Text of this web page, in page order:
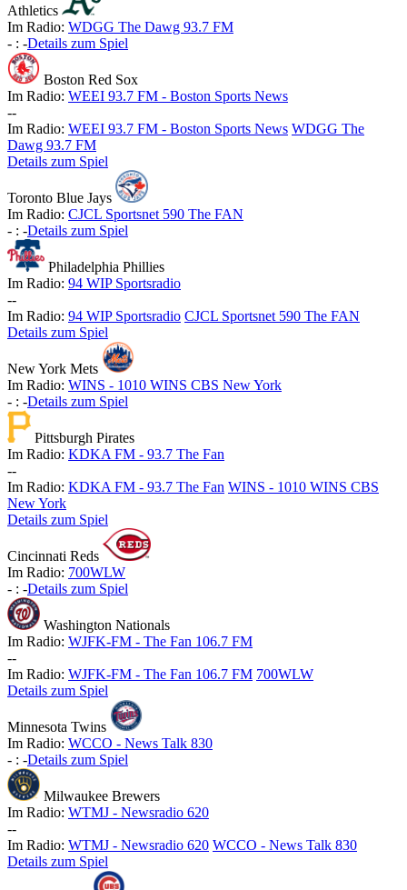
Athletics
Im Radio: WDGG The Dawg 93.7 FM
- : -Details zum Spiel
Boston Red Sox
Im Radio: WEEI 93.7 FM - Boston Sports News
--
Im Radio: WEEI 93.7 FM - Boston Sports News WDGG The
Dawg 93.7 FM
Details zum Spiel
Toronto Blue Jays
Im Radio: CJCL Sportsnet 590 The FAN
- : -Details zum Spiel
Philadelphia Phillies
Im Radio: 94 WIP Sportsradio
--
Im Radio: 94 WIP Sportsradio CJCL Sportsnet 590 The FAN
Details zum Spiel
New York Mets
Im Radio: WINS - 1010 WINS CBS New York
- : -Details zum Spiel
Pittsburgh Pirates
Im Radio: KDKA FM - 93.7 The Fan
--
Im Radio: KDKA FM - 93.7 The Fan WINS - 1010 WINS CBS
New York
Details zum Spiel
Cincinnati Reds
Im Radio: 700WLW
- : -Details zum Spiel
Washington Nationals
Im Radio: WJFK-FM - The Fan 106.7 FM
--
Im Radio: WJFK-FM - The Fan 106.7 FM 700WLW
Details zum Spiel
Minnesota Twins
Im Radio: WCCO - News Talk 830
- : -Details zum Spiel
Milwaukee Brewers
Im Radio: WTMJ - Newsradio 620
--
Im Radio: WTMJ - Newsradio 620 WCCO - News Talk 830
Details zum Spiel